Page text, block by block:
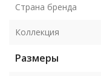
Страна бренда
Коллекция
Размеры